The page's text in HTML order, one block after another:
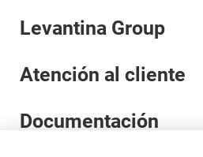
Levantina Group
Atención al cliente
Documentación